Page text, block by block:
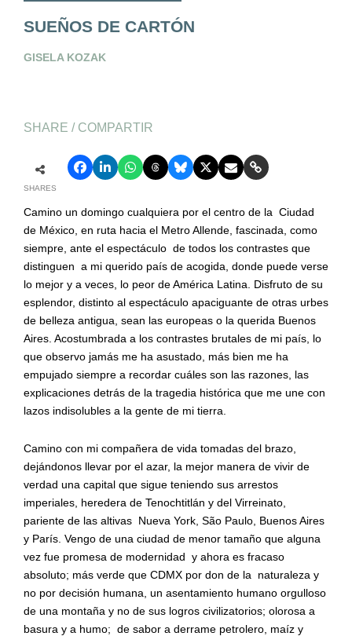
SUEÑOS DE CARTÓN
GISELA KOZAK
SHARE / COMPARTIR
SHARES
Camino un domingo cualquiera por el centro de la Ciudad
de México, en ruta hacia el Metro Allende, fascinada, como
siempre, ante el espectáculo de todos los contrastes que
distinguen a mi querido país de acogida, donde puede verse
lo mejor y a veces, lo peor de América Latina. Disfruto de su
esplendor, distinto al espectáculo apaciguante de otras urbes
de belleza antigua, sean las europeas o la querida Buenos
Aires. Acostumbrada a los contrastes brutales de mi país, lo
que observo jamás me ha asustado, más bien me ha
empujado siempre a recordar cuáles son las razones, las
explicaciones detrás de la tragedia histórica que me une con
lazos indisolubles a la gente de mi tierra.
Camino con mi compañera de vida tomadas del brazo,
dejándonos llevar por el azar, la mejor manera de vivir de
verdad una capital que sigue teniendo sus arrestos
imperiales, heredera de Tenochtitlán y del Virreinato,
pariente de las altivas Nueva York, São Paulo, Buenos Aires
y París. Vengo de una ciudad de menor tamaño que alguna
vez fue promesa de modernidad y ahora es fracaso
absoluto; más verde que CDMX por don de la
naturaleza y
no por decisión humana, un asentamiento humano orgulloso
de una montaña y no de sus logros civilizatorios; olorosa a
basura y a humo; de sabor a derrame petrolero, maíz y